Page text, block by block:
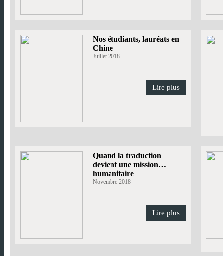
Nos étudiants, lauréats en
Chine
Juillet 2018
Lire plus
Quand la traduction
devient une mission…
humanitaire
Novembre 2018
Lire plus